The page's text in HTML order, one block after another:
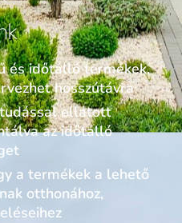
és időtálló termékek,
hosszútávra
ellátott
az időtálló
a termékek a lehető
otthonához,